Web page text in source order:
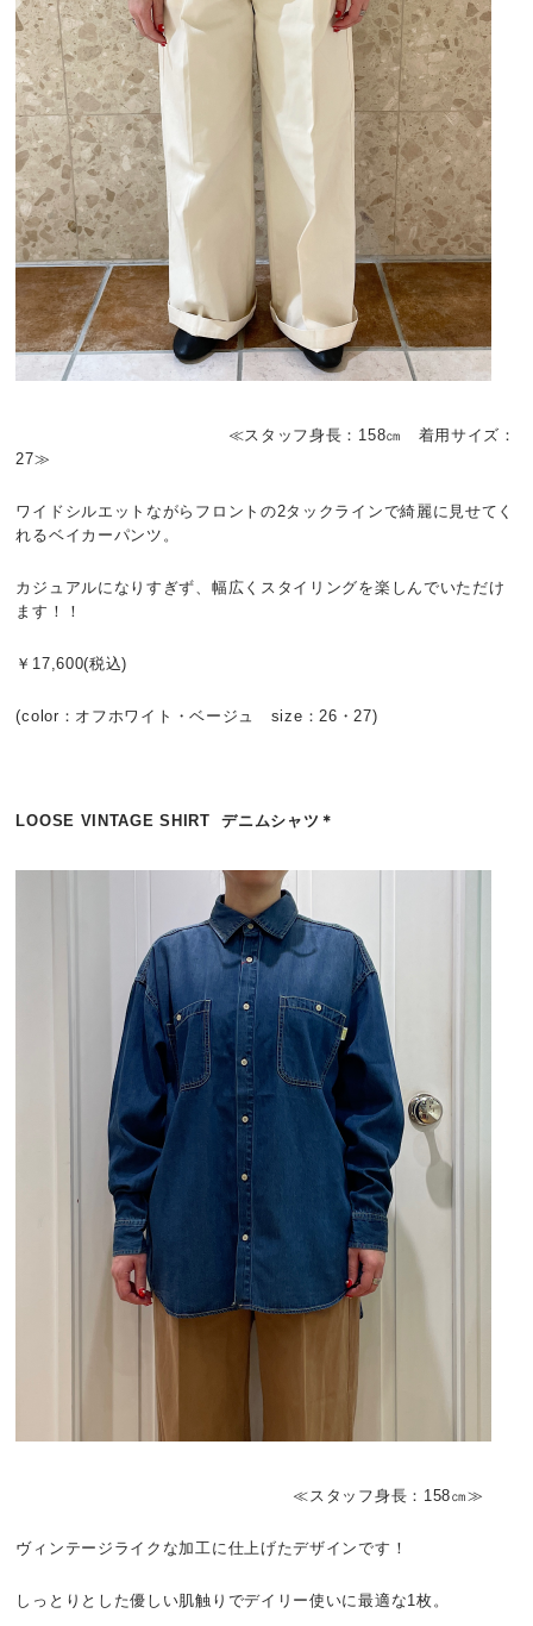
≪スタッフ身長：158㎝ 着用サイズ：
27≫
ワイドシルエットながらフロントの2タックラインで綺麗に見せてく
れるベイカーパンツ。
カジュアルになりすぎず、幅広くスタイリングを楽しんでいただけ
ます！！
￥17,600(税込)
(color：オフホワイト・ベージュ size：26・27)
LOOSE VINTAGE SHIRT デニムシャツ＊
≪スタッフ身長：158㎝≫
ヴィンテージライクな加工に仕上げたデザインです！
しっとりとした優しい肌触りでデイリー使いに最適な1枚。